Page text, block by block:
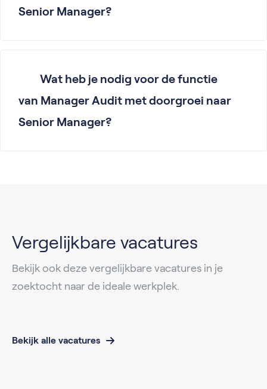
Senior Manager?
Wat heb je nodig voor de functie
van Manager Audit met doorgroei naar
Senior Manager?
Vergelijkbare vacatures
Bekijk ook deze vergelijkbare vacatures in je
zoektocht naar de ideale werkplek.
Bekijk alle vacatures